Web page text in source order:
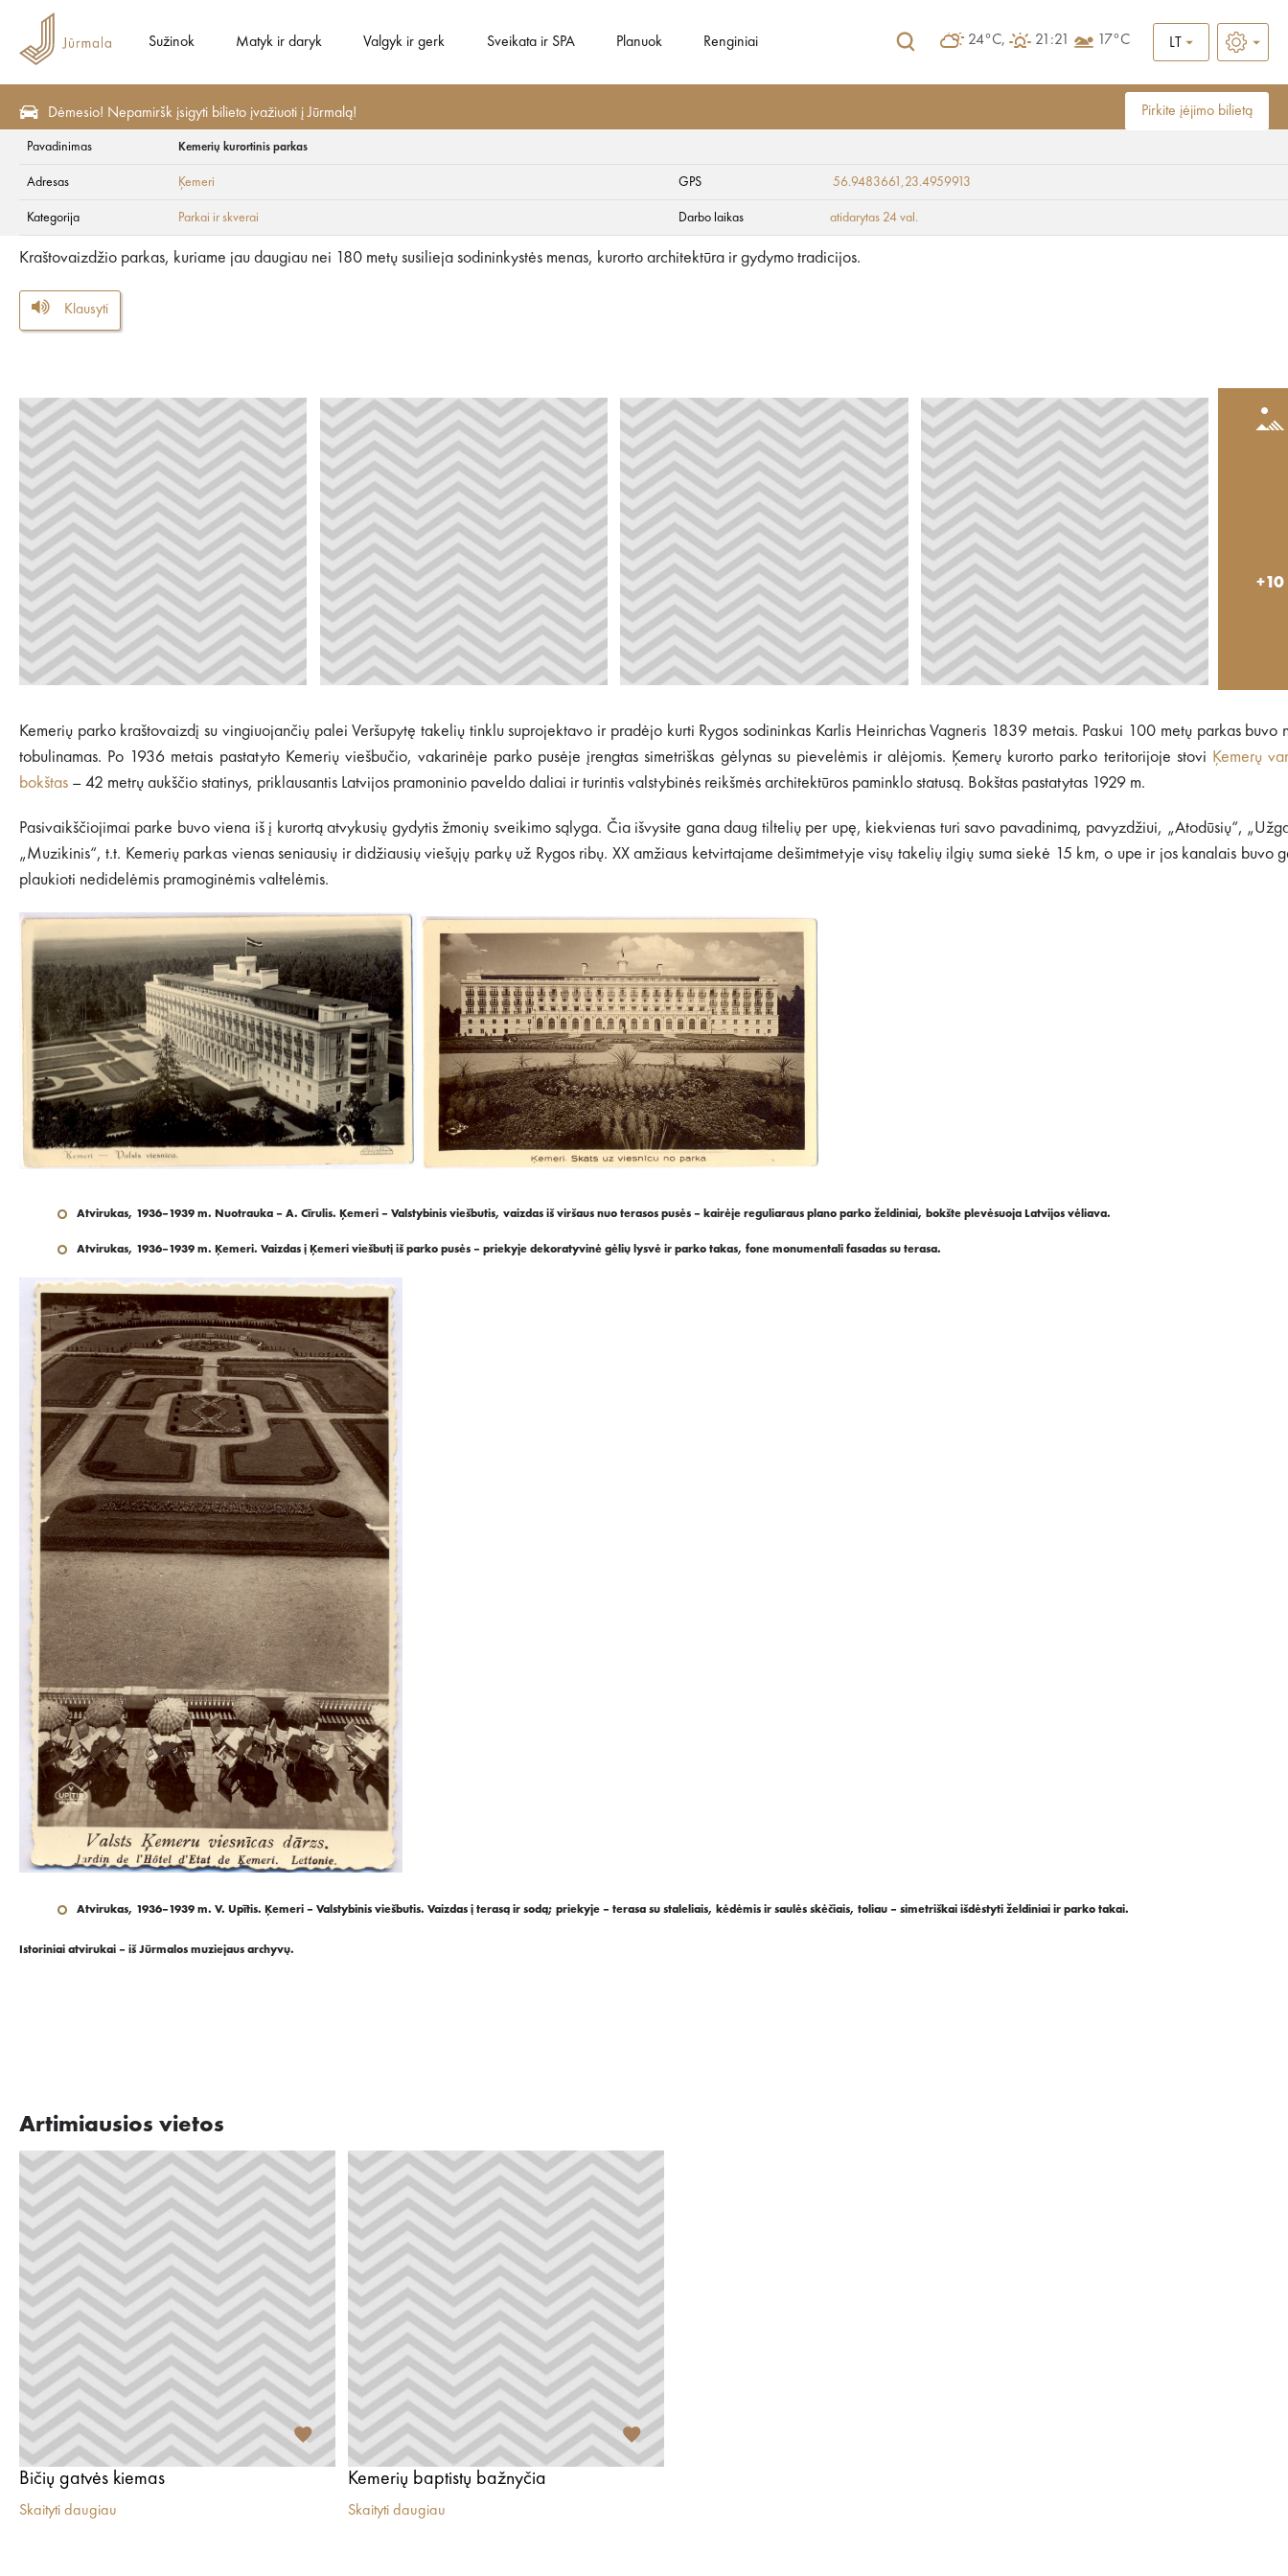
Sužinok Matyk ir daryk Valgyk ir gerk Sveikata ir SPA Planuok Renginiai 24°C, 21:21 17°C LT
Dėmesio! Nepamiršk įsigyti bilieto įvažiuoti į Jūrmalą! Pirkite įėjimo bilietą
Parkai ir skverai
Kemerių kurortinis parkas
Pavadinimas Kemerių kurortinis parkas
Adresas Ķemeri GPS 56.9483661,23.4959913
Kategorija Parkai ir skverai Darbo laikas atidarytas 24 val.
Kraštovaizdžio parkas, kuriame jau daugiau nei 180 metų susilieja sodininkystės menas, kurorto architektūra ir gydymo tradicijos.
Klausyti
+10
Kemerių parko kraštovaizdį su vingiuojančių palei Veršupytę takelių tinklu suprojektavo ir pradėjo kurti Rygos sodininkas Karlis Heinrichas Vagneris 1839 metais. Paskui 100 metų parkas buvo
tobulinamas. Po 1936 metais pastatyto Kemerių viešbučio, vakarinėje parko pusėje įrengtas simetriškas gėlynas su pievelėmis ir alėjomis. Ķemerų kurorto parko teritorijoje stovi Ķemerų
bokštas – 42 metrų aukščio statinys, priklausantis Latvijos pramoninio paveldo daliai ir turintis valstybinės reikšmės architektūros paminklo statusą. Bokštas pastatytas 1929 m.
Pasivaikščiojimai parke buvo viena iš į kurortą atvykusių gydytis žmonių sveikimo sąlyga. Čia išvysite gana daug tiltelių per upę, kiekvienas turi savo pavadinimą, pavyzdžiui, „Atodūsių“,
„Muzikinis“, t.t. Kemerių parkas vienas seniausių ir didžiausių viešųjų parkų už Rygos ribų. XX amžiaus ketvirtajame dešimtmetyje visų takelių ilgių suma siekė 15 km, o upe ir jos kanalais buvo
plaukioti nedidelėmis pramoginėmis valtelėmis.
Atvirukas, 1936–1939 m. Nuotrauka – A. Cīrulis. Ķemeri – Valstybinis viešbutis, vaizdas iš viršaus nuo terasos pusės – kairėje reguliaraus plano parko želdiniai, bokšte plevėsuoja Latvijos vėliava.
Atvirukas, 1936–1939 m. Ķemeri. Vaizdas į Ķemeri viešbutį iš parko pusės – priekyje dekoratyvinė gėlių lysvė ir parko takas, fone monumentali fasadas su terasa.
Atvirukas, 1936–1939 m. V. Upītis. Ķemeri – Valstybinis viešbutis. Vaizdas į terasą ir sodą; priekyje – terasa su staleliais, kėdėmis ir saulės skėčiais, toliau – simetriškai išdėstyti želdiniai ir parko takai.
Istoriniai atvirukai – iš Jūrmalos muziejaus archyvų.
Artimiausios vietos
Bičių gatvės kiemas
Skaityti daugiau
Kemerių baptistų bažnyčia
Skaityti daugiau